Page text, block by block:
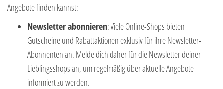
Angebote finden kannst:
Newsletter abonnieren: Viele Online-Shops bieten
Gutscheine und Rabattaktionen exklusiv für ihre Newsletter-
Abonnenten an. Melde dich daher für die Newsletter deiner
Lieblingsshops an, um regelmäßig über aktuelle Angebote
informiert zu werden.